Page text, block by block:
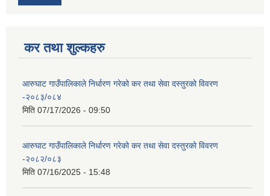
कर तथा शुल्कहरु
आरुघाट गाउँपालिकाले निर्धारण गरेको कर तथा सेवा दस्तुरको विवरण
-२०८३/०८४
मिति 07/17/2026 - 09:50
आरुघाट गाउँपालिकाले निर्धारण गरेको कर तथा सेवा दस्तुरको विवरण
-२०८२/०८३
मिति 07/16/2025 - 15:48